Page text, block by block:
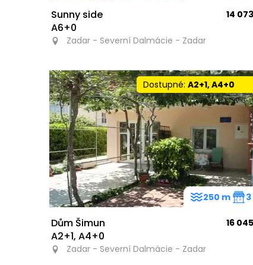
Sunny side
A6+0
14
Zadar - Severní Dalmácie - Zadar
Dostupné:A2+1, A4+0
Dům Šimun
A2+1, A4+0
16
Zadar - Severní Dalmácie - Zadar
250 m